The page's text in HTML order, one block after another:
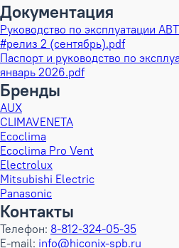
Документация
Руководство по эксплуатации
#релиз 2 (сентябрь).pdf
Паспорт и руководство по
январь 2026.pdf
Бренды
AUX
CLIMAVENETA
Ecoclima
Ecoclima Pro Vent
Electrolux
Mitsubishi Electric
Panasonic
Контакты
Телефон: 8-812-324-05-35
E-mail: info@hiconix-spb.ru